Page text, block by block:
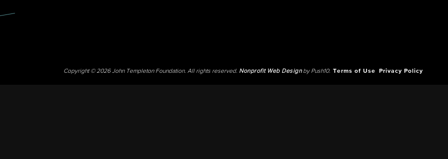
Copyright © 2026 John Templeton Foundation. All rights reserved. Nonprofit Web Designby Push10. Terms of Use Privacy Policy